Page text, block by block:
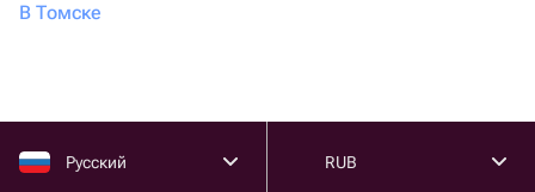
В Томске
Русский RUB